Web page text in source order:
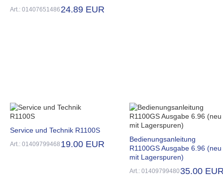
Art.: 01407651486 24.89 EUR
Service und Technik R1100S
Art.: 01409799468 19.00 EUR
Bedienungsanleitung
R1100GS Ausgabe 6.96 (neu
mit Lagerspuren)
Art.: 01409799480 35.00